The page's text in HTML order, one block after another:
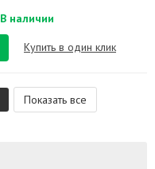
В наличии
Купить в один клик
Показать все